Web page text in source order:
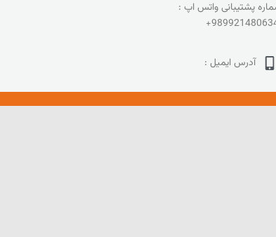
پشتیبانی واتس اپ :
آدرس ایمیل :